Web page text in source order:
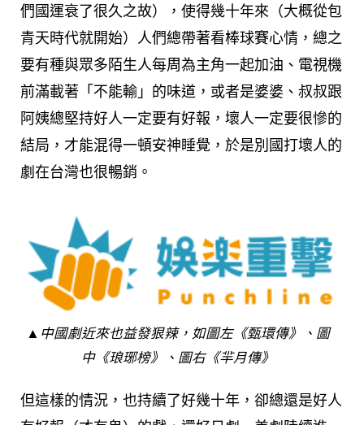
們國運衰了很久之故），使得幾十年來（大概從包
青天時代就開始）人們總帶著看棒球賽心情，總之
要有種與眾多陌生人每周為主角一起加油、電視機
前滿載著「不能輸」的味道，或者是婆婆、叔叔跟
阿姨總堅持好人一定要有好報，壞人一定要很慘的
結局，才能混得一頓安神睡覺，於是別國打壞人的
劇在台灣也很暢銷。
▲中國劇近來也益發狠辣，如圖左《甄環傳》、圖
中《琅琊榜》、圖右《羋月傳》
但這樣的情況，也持續了好幾十年，卻總還是好人